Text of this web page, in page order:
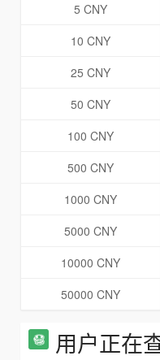
5 CNY
10 CNY
25 CNY
50 CNY
100 CNY
500 CNY
1000 CNY
5000 CNY
10000 CNY
50000 CNY
用户正在